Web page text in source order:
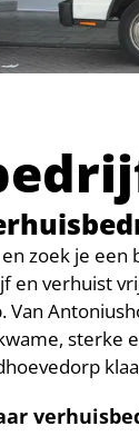
zoek je
en verhuist
Van
sterke